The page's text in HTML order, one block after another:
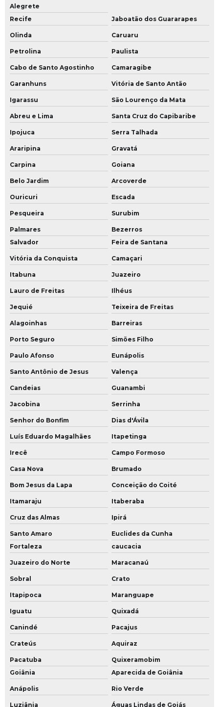
Alegrete
Recife
Jaboatão dos Guararapes
Olinda Caruaru
Petrolina Paulista
Cabo de Santo Agostinho Camaragibe
Garanhuns Vitória de Santo Antão
Igarassu São Lourenço da Mata
Abreu e Lima Santa Cruz do Capibaribe
Ipojuca Serra Talhada
Araripina Gravatá
Carpina Goiana
Belo Jardim Arcoverde
Ouricuri Escada
Pesqueira Surubim
Palmares
Bezerros
Salvador
Feira de Santana
Vitória da Conquista Camaçari
Itabuna Juazeiro
Lauro de Freitas Ilhéus
Jequié Teixeira de Freitas
Alagoinhas Barreiras
Porto Seguro Simões Filho
Paulo Afonso Eunápolis
Santo Antônio de Jesus Valença
Candeias Guanambi
Jacobina Serrinha
Senhor do Bonfim Dias d'Ávila
Luís Eduardo Magalhães Itapetinga
Irecê Campo Formoso
Casa Nova Brumado
Bom Jesus da Lapa Conceição do Coité
Itamaraju Itaberaba
Cruz das Almas Ipirá
Santo Amaro
Euclides da Cunha
Fortaleza
caucacia
Juazeiro do Norte Maracanaú
Sobral Crato
Itapipoca Maranguape
Iguatu Quixadá
Canindé Pacajus
Crateús Aquiraz
Pacatuba
Quixeramobim
Goiânia
Aparecida de Goiânia
Anápolis Rio Verde
Luziânia Águas Lindas de Goiás